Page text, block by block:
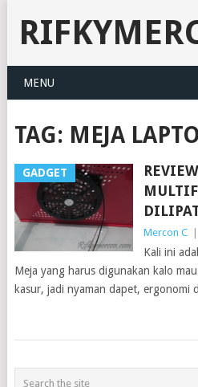
MENU
TAG: MEJA
GADGET
Mercon C
Kali ini
Meja yang harus digunakan kalo
kasur, jadi nyaman dapet, ergonomi